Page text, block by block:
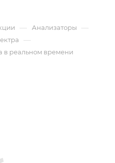
— Анализаторы —
—
в реальном времени